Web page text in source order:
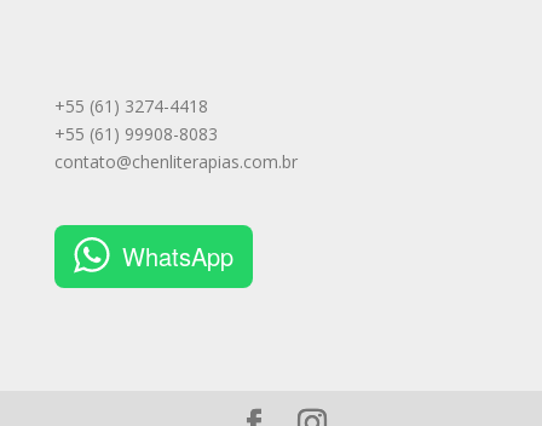
+55 (61) 3274-4418
+55 (61) 99908-8083
contato@chenliterapias.com.br
WhatsApp